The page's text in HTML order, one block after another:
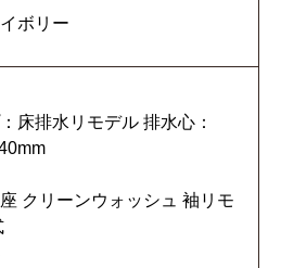
ボリー
床排水リモデル 排水心：
クリーンウォッシュ 袖リモ